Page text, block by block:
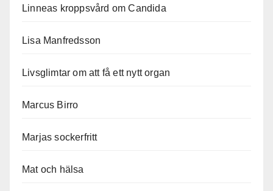
Linneas kroppsvård om Candida
Lisa Manfredsson
Livsglimtar om att få ett nytt organ
Marcus Birro
Marjas sockerfritt
Mat och hälsa